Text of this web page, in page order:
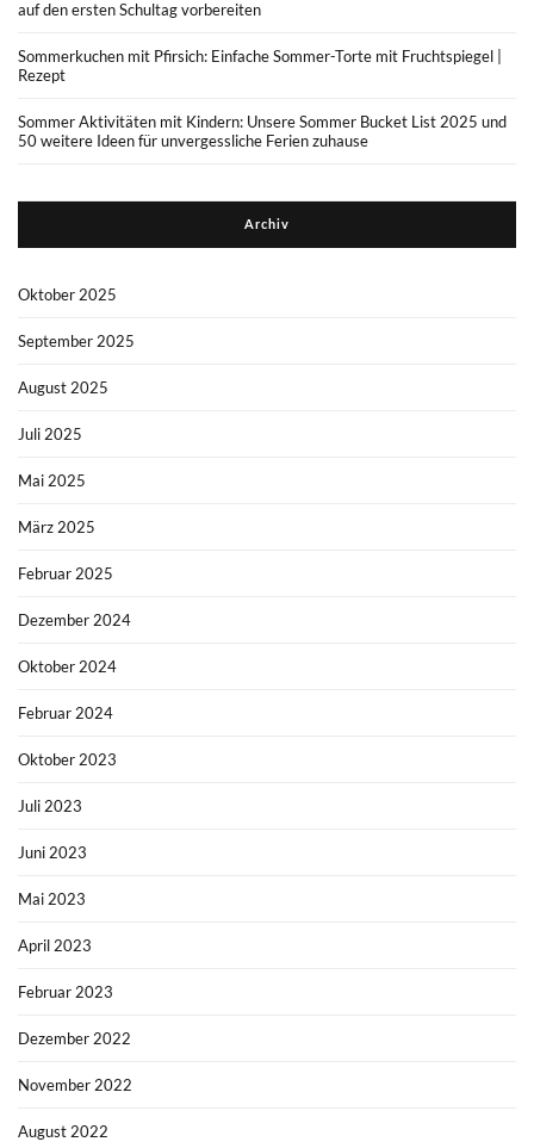
auf den ersten Schultag vorbereiten
Sommerkuchen mit Pfirsich: Einfache Sommer-Torte mit Fruchtspiegel |
Rezept
Sommer Aktivitäten mit Kindern: Unsere Sommer Bucket List 2025 und
50 weitere Ideen für unvergessliche Ferien zuhause
Archiv
Oktober 2025
September 2025
August 2025
Juli 2025
Mai 2025
März 2025
Februar 2025
Dezember 2024
Oktober 2024
Februar 2024
Oktober 2023
Juli 2023
Juni 2023
Mai 2023
April 2023
Februar 2023
Dezember 2022
November 2022
August 2022